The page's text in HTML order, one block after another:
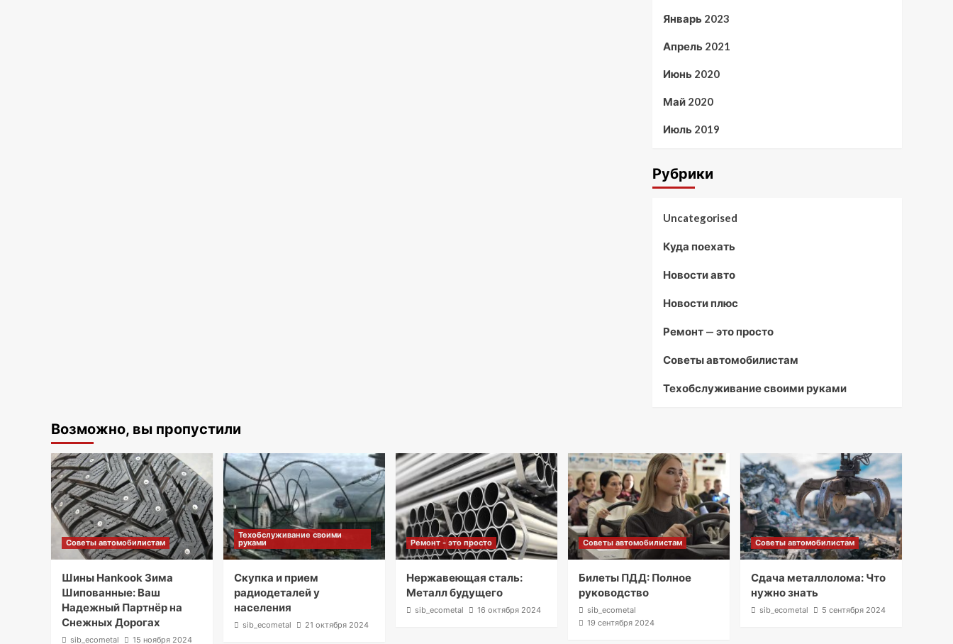
Январь 2023
Апрель 2021
Июнь 2020
Май 2020
Июль 2019
Рубрики
Uncategorised
Куда поехать
Новости авто
Новости плюс
Ремонт — это просто
Советы автомобилистам
Техобслуживание своими руками
Возможно, вы пропустили
Советы автомобилистам
Шины Hankook Зима
Шипованные: Ваш
Надежный Партнёр на
Снежных Дорогах
sib_ecometal 15 ноября 2024
Техобслуживание своими
руками
Скупка и прием
радиодеталей у
населения
sib_ecometal 21 октября 2024
Ремонт - это просто
Нержавеющая сталь:
Металл будущего
sib_ecometal 16 октября 2024
Советы автомобилистам
Билеты ПДД: Полное
руководство
sib_ecometal
19 сентября 2024
Советы автомобилистам
Сдача металлолома: Что
нужно знать
sib_ecometal 5 сентября 2024